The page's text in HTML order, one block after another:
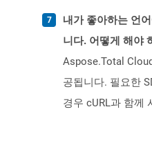
내가 좋아하는 언
니다. 어떻게 해야
Aspose.Total
공됩니다. 필요한
경우 cURL과 함께